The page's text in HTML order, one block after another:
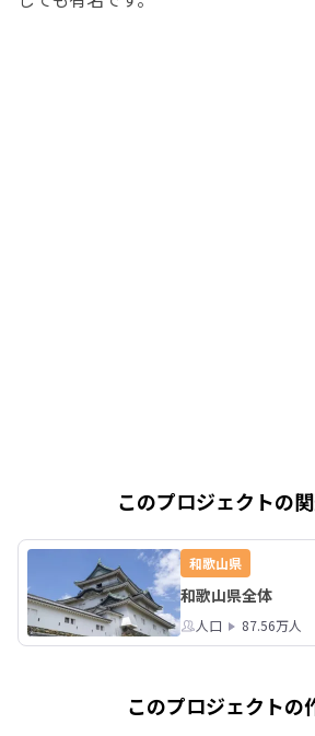
このプロジェクトの
和歌山県
和歌山県全体
人口 87.56万人
このプロジェクトの